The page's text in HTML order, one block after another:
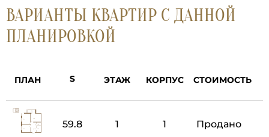
ВАРИАНТЫ КВАРТИР С ДАННОЙ
ПЛАНИРОВКОЙ
ПЛАН ЭТАЖ КОРПУС СТОИМОСТЬ
59.8 1 1 Продано